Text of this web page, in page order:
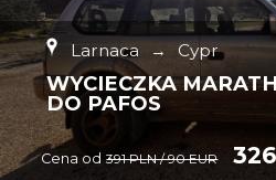
Larnaca → Cypr
WYCIECZKA
DO PAFOS
Cena od 391 PLN / 90 EUR